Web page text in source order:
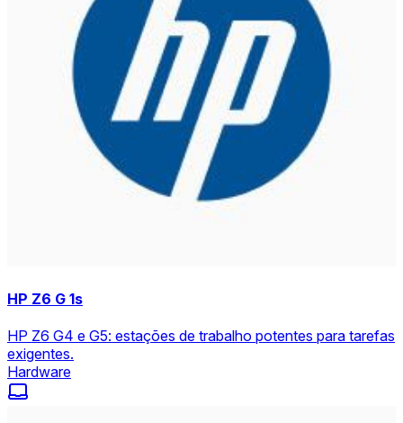
HP Z6 G 1s
HP Z6 G4 e G5: estações de trabalho potentes para tarefas
exigentes.
Hardware